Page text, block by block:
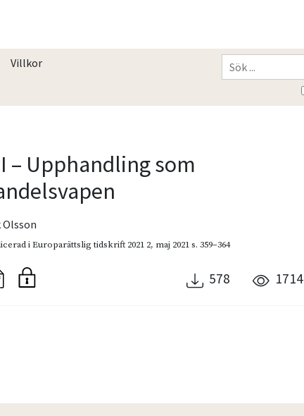
Villkor
– Upphandling som
Olsson
iEuroparättslig tidskrift 2021 2, maj 2021s. 359–364
578 1714